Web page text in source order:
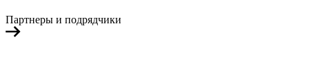
Партнеры и подрядчики